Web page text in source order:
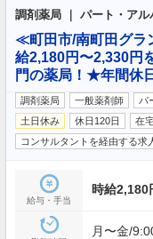
調剤薬局 ｜ パート・アル
≪町田市/南町田グ
給2,180円〜2,330
門の薬局！★年間休
調剤薬局 一般薬剤師 パ
土日休み
休日120日 在
コンサルタントを経由する求
給与・手当
時給2,180
月〜金/